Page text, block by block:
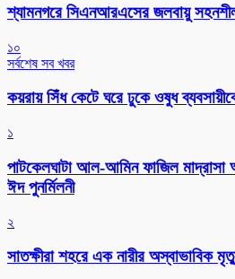
শ্যামনগরে সিএনআরএসের জলবায়ু
১০
সর্বশেষ সব খবর
কয়রায় সিঁধ কেটে ঘরে ঢুকে ওষুধ
১
পাটকেলঘাটা আল-আমিন ফাজিল মাদ্রাসা
ঈদ পুনর্মিলনী
২
সাতক্ষীরা শহরে এক নারীর অস্বাভাবিক